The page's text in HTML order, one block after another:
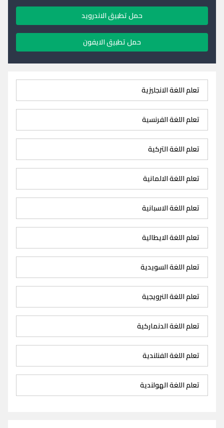
حمل تطبيق الاندرويد
حمل تطبيق الايفون
تعلم اللغة الانجليزية
تعلم اللغة الفرنسية
تعلم اللغة التركية
تعلم اللغة الالمانية
تعلم اللغة الاسبانية
تعلم اللغة الايطالية
تعلم اللغة السويدية
تعلم اللغة النرويجية
تعلم اللغة الدنماركية
تعلم اللغة الفنلندية
تعلم اللغة الهولندية